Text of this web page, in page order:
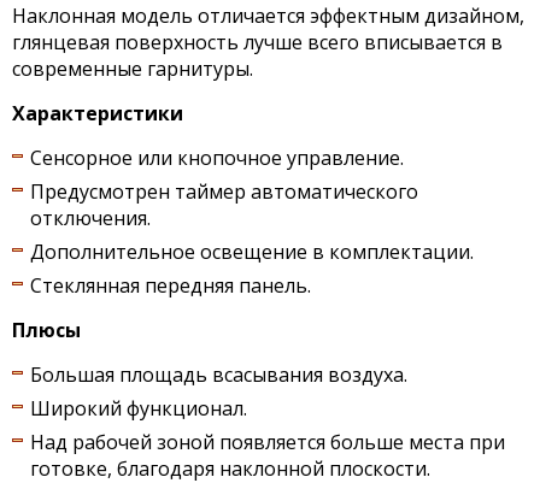
Наклонная модель отличается эффектным дизайном,
глянцевая поверхность лучше всего вписывается в
современные гарнитуры.
Характеристики
Сенсорное или кнопочное управление.
Предусмотрен таймер автоматического
отключения.
Дополнительное освещение в комплектации.
Стеклянная передняя панель.
Плюсы
Большая площадь всасывания воздуха.
Широкий функционал.
Над рабочей зоной появляется больше места при
готовке, благодаря наклонной плоскости.